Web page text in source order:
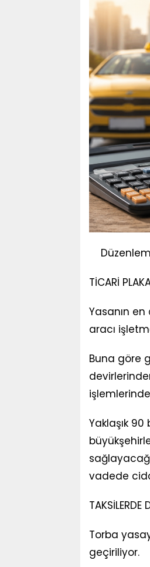
TİCARİ
Yasanın
aracı
Buna göre
Yaklaşık
vadede
TAKSİLERDE
Torba
geçiriliyor.